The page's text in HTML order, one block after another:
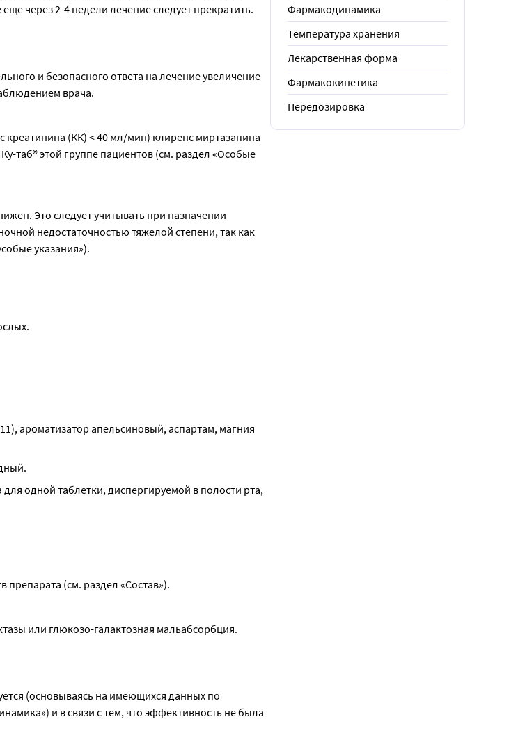
через 2-4 недели лечение следует прекратить.
и безопасного ответа на лечение увеличение
врача.
креатинина (КК) < 40 мл/мин) клиренс миртазапина
таб® этой группе пациентов (см. раздел «Особые
Это следует учитывать при назначении
недостаточностью тяжелой степени, так как
указания»).
ароматизатор апельсиновый, аспартам, магния
одной таблетки, диспергируемой в полости рта,
препарата (см. раздел «Состав»).
или глюкозо-галактозная мальабсорбция.
(основываясь на имеющихся данных по
и в связи с тем, что эффективность не была
Фармакодинамика
Температура хранения
Лекарственная форма
Фармакокинетика
Передозировка